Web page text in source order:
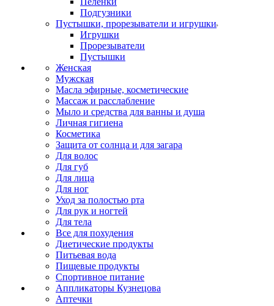
Подгузники
Пустышки, прорезыватели и игрушки
Игрушки
Прорезыватели
Пустышки
Женская
Мужская
Масла эфирные, косметические
Массаж и расслабление
Мыло и средства для ванны и душа
Личная гигиена
Косметика
Защита от солнца и для загара
Для волос
Для губ
Для лица
Для ног
Уход за полостью рта
Для рук и ногтей
Для тела
Все для похудения
Диетические продукты
Питьевая вода
Пищевые продукты
Спортивное питание
Аппликаторы Кузнецова
Аптечки